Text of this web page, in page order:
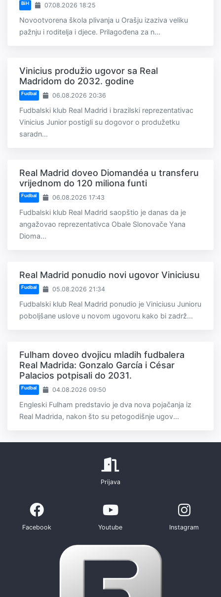
BiH 07.08.2026 18:25
Novootvorena škola plivanja u Orašju izaziva veliku
pažnju i roditelja i djece. Prilagođena za n...
Vinicius produžio ugovor sa Real
Madridom do 2032. godine
Fudbal 06.08.2026 20:36
Fudbalski klub Real Madrid i brazilski reprezentativac
Vinicius Junior postigli su dogovor o produžetku
saradn...
Real Madrid doveo Diomandéa u transferu
vrijednom do 120 miliona funti
Fudbal 06.08.2026 17:43
Fudbalski klub Real Madrid saopštio je danas da je
angažovao reprezentativca Obale Slonovače Yana
Dioma...
Real Madrid ponudio novi ugovor Viniciusu
Fudbal 05.08.2026 21:34
Fudbalski klub Real Madrid ponudio je Viniciusu Junioru
poboljšane uslove u novom ugovoru kako bi zadrž...
Fulham doveo dvojicu mladih fudbalera
Real Madrida: Gonzalo García i César
Palacios potpisali do 2031.
Fudbal 04.08.2026 09:50
Engleski Fulham predstavio je dva nova pojačanja iz
Real Madrida, nakon što su petogodišnje ugov...
Prijava
Facebook Youtube Instagram